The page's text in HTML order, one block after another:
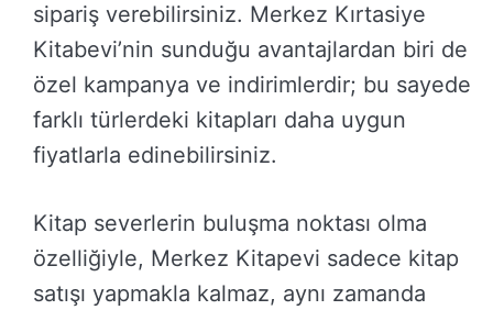
sipariş verebilirsiniz. Merkez Kırtasiye
Kitabevi’nin sunduğu avantajlardan biri de
özel kampanya ve indirimlerdir; bu sayede
farklı türlerdeki kitapları daha uygun
fiyatlarla edinebilirsiniz.
Kitap severlerin buluşma noktası olma
özelliğiyle, Merkez Kitapevi sadece kitap
satışı yapmakla kalmaz, aynı zamanda